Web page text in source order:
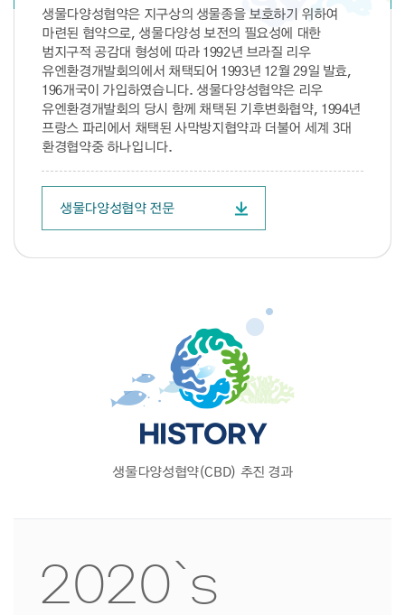
생물다양성협약은 지구상의 생물종을 보호하기 위하여
마련된 협약으로, 생물다양성 보전의 필요성에 대한
범지구적 공감대 형성에 따라 1992년 브라질 리우
유엔환경개발회의에서 채택되어 1993년 12월 29일 발효,
196개국이 가입하였습니다. 생물다양성협약은 리우
유엔환경개발회의 당시 함께 채택된 기후변화협약, 1994년
프랑스 파리에서 채택된 사막방지협약과 더불어 세계 3대
환경협약중 하나입니다.
생물다양성협약 전문
HISTORY
생물다양성협약(CBD) 추진 경과
2020`s